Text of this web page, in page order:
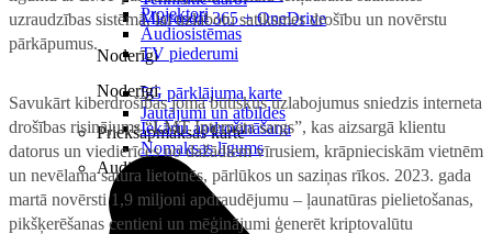
Microsoft 365 + OneDrive
Noderīgi
5G pārklājuma karte
Jautājumi un atbildes
Priekšapmaksas karte
Projektori
Audiosistēmas
TV piederumi
Noderīgi
Iekārtu apdrošināšana
Nomaksas līgums
Audio
uzraudzības sistēmā, lai uzlabotu satiksmes drošību un novērstu
pārkāpumus.
Savukārt kiberdrošības jomā būtiskus uzlabojumus sniedzis interneta
drošības risinājums “LMT Interneta sargs”, kas aizsargā klientu
datorus un viedierīces no dažādiem vīrusiem, krāpnieciskām vietnēm
un nevēlama satura lietotnēs, pārlūkos un saziņas rīkos. 2023. gada
martā novērsti 1,9 miljoni apdraudējumu – ļaunatūras pielietošanas,
pikšķerēšanas centieni un mēģinājumi ģenerēt kriptovalūtu